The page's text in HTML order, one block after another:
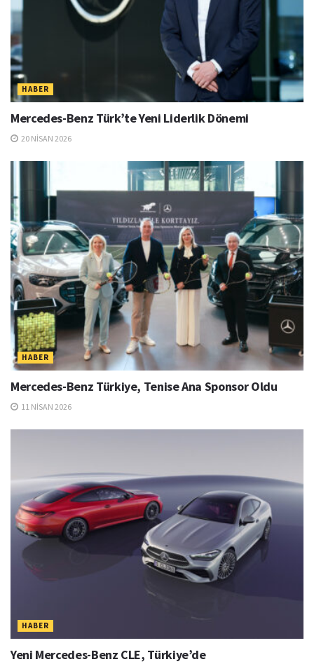
HABER
Mercedes-Benz Türk’te Yeni Liderlik Dönemi
20 NISAN 2026
HABER
Mercedes-Benz Türkiye, Tenise Ana Sponsor Oldu
11 NISAN 2026
HABER
Yeni Mercedes-Benz CLE, Türkiye’de